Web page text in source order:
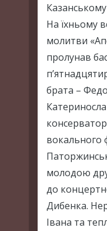
На їхньому
молитви
пролунав
брата –
вокального
молодою
до
Дибенка.
Івана та